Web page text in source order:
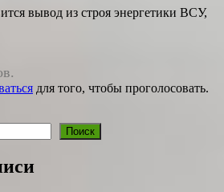
вывод из строя энергетики ВСУ,
для того, чтобы проголосовать.
Поиск